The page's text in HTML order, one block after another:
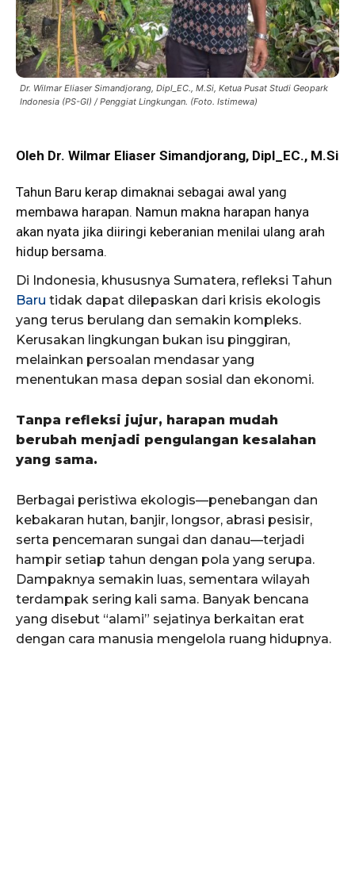
Dr. Wilmar Eliaser Simandjorang, Dipl_EC., M.Si, Ketua Pusat Studi Geopark
Indonesia (PS-GI) / Penggiat Lingkungan. (Foto. Istimewa)
Oleh Dr. Wilmar Eliaser Simandjorang, Dipl_EC., M.Si
Tahun Baru kerap dimaknai sebagai awal yang
membawa harapan. Namun makna harapan hanya
akan nyata jika diiringi keberanian menilai ulang arah
hidup bersama.
Di Indonesia, khususnya Sumatera, refleksi Tahun
Baru tidak dapat dilepaskan dari krisis ekologis
yang terus berulang dan semakin kompleks.
Kerusakan lingkungan bukan isu pinggiran,
melainkan persoalan mendasar yang
menentukan masa depan sosial dan ekonomi.
Tanpa refleksi jujur, harapan mudah
berubah menjadi pengulangan kesalahan
yang sama.
Berbagai peristiwa ekologis—penebangan dan
kebakaran hutan, banjir, longsor, abrasi pesisir,
serta pencemaran sungai dan danau—terjadi
hampir setiap tahun dengan pola yang serupa.
Dampaknya semakin luas, sementara wilayah
terdampak sering kali sama. Banyak bencana
yang disebut “alami” sejatinya berkaitan erat
dengan cara manusia mengelola ruang hidupnya.